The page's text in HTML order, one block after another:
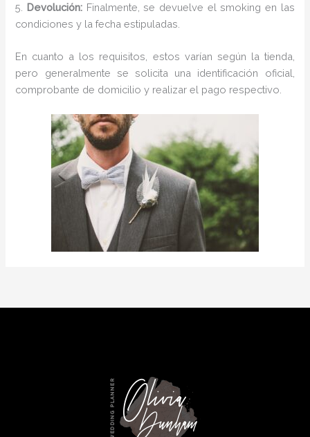
5. Devolución: Finalmente, se devuelve el smoking en las
condiciones y la fecha estipuladas.
En cuanto a los requisitos, estos varían según la tienda,
pero generalmente se solicita una identificación oficial,
comprobante de domicilio y realizar el pago respectivo.